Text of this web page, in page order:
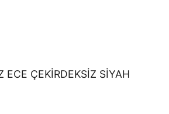
ECE ÇEKİRDEKSİZ SİYAH